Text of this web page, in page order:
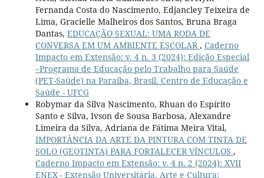
Fernanda Costa do Nascimento, Edjancley Teixeira de
Lima, Gracielle Malheiros dos Santos, Bruna Braga
Dantas, EDUCAÇÃO SEXUAL: UMA RODA DE
CONVERSA EM UM AMBIENTE ESCOLAR, Caderno
Impacto em Extensão: v. 4 n. 3 (2024): Edição Especial
–Programa de Educação pelo Trabalho para Saúde
(PET-Saúde) na Paraíba, Brasil. Centro de Educação e
Saúde - UFCG
Robymar da Silva Nascimento, Rhuan do Espírito
Santo e Silva, Ivson de Sousa Barbosa, Alexandre
Limeira da Silva, Adriana de Fátima Meira Vital,
IMPORTÂNCIA DA ARTE DA PINTURA COM TINTA DE
SOLO (GEOTINTA) PARA FORTALECER VÍNCULOS ,
Caderno Impacto em Extensão: v. 4 n. 2 (2024): XVII
ENEX - Extensão Universitária, Arte e Cultura: